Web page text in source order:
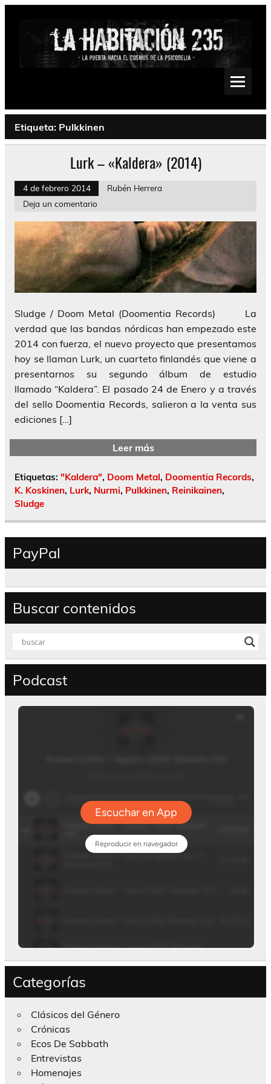
Saltar
Psychedelic, Stoner, Doom, Sludge, Fuzz, Space, Drone
Etiqueta: Pulkkinen
Lurk – «Kaldera» (2014)
4 de febrero 2014
Rubén Herrera
Deja un comentario
Sludge / Doom Metal (Doomentia Records) La
verdad que las bandas nórdicas han empezado este
2014 con fuerza, el nuevo proyecto que presentamos
hoy se llaman Lurk, un cuarteto finlandés que viene a
presentarnos su segundo álbum de estudio
llamado “Kaldera”. El pasado 24 de Enero y a través
del sello Doomentia Records, salieron a la venta sus
ediciones […]
Leer más
Etiquetas: "Kaldera", Doom Metal, Doomentia Records,
K. Koskinen, Lurk, Nurmi, Pulkkinen, Reinikainen,
Sludge
PayPal
Buscar contenidos
Podcast
Categorías
Clásicos del Género
Crónicas
Ecos De Sabbath
Entrevistas
Homenajes